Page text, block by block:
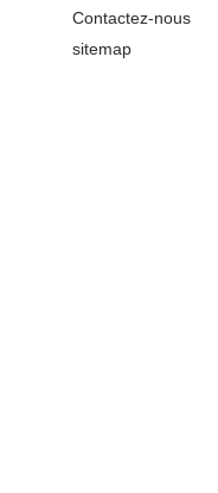
Contactez-nous
sitemap